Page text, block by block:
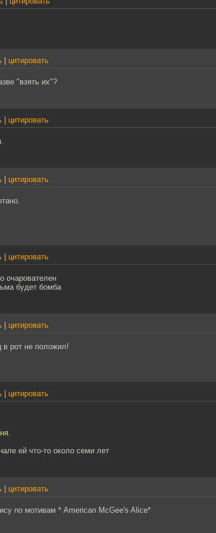
цитировать
"взять их"?
цитировать
цитировать
цитировать
очарователен
будет бомба
цитировать
в рот не положил!
цитировать
ей что-то около семи лет
цитировать
по мотивам * American McGee's Alice*